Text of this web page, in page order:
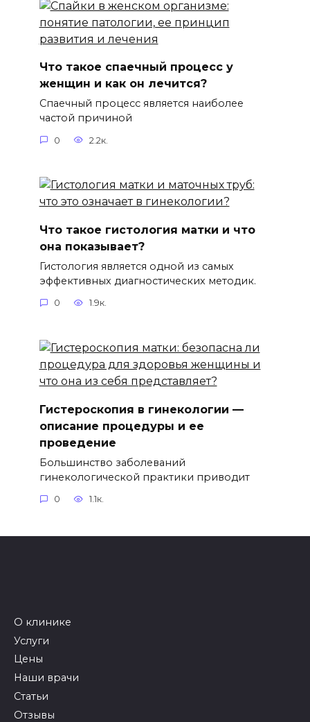
Что такое спаечный процесс у
женщин и как он лечится?
Спаечный процесс является наиболее
частой причиной
0 2.2к.
Что такое гистология матки и что
она показывает?
Гистология является одной из самых
эффективных диагностических методик.
0 1.9к.
Гистероскопия в гинекологии —
описание процедуры и ее
проведение
Большинство заболеваний
гинекологической практики приводит
0 1.1к.
О клинике
Услуги
Цены
Наши врачи
Статьи
Отзывы